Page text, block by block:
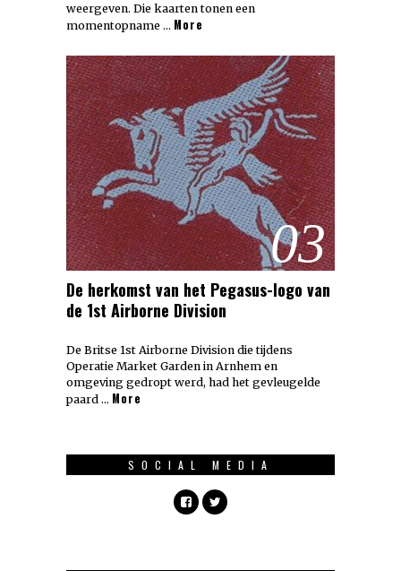
weergeven. Die kaarten tonen een
momentopname … More
03
De herkomst van het Pegasus-logo van
de 1st Airborne Division
De Britse 1st Airborne Division die tijdens
Operatie Market Garden in Arnhem en
omgeving gedropt werd, had het gevleugelde
paard … More
SOCIAL MEDIA